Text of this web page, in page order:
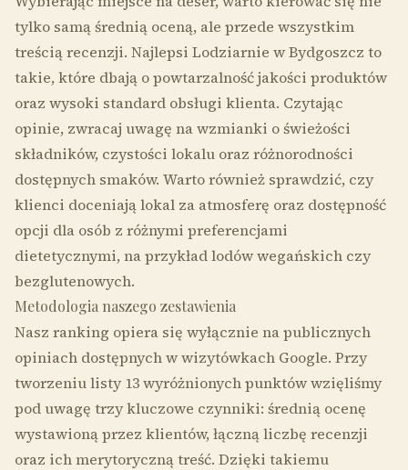
tylko samą średnią oceną, ale przede wszystkim
treścią recenzji. Najlepsi Lodziarnie w Bydgoszcz to
takie, które dbają o powtarzalność jakości produktów
oraz wysoki standard obsługi klienta. Czytając
opinie, zwracaj uwagę na wzmianki o świeżości
składników, czystości lokalu oraz różnorodności
dostępnych smaków. Warto również sprawdzić, czy
klienci doceniają lokal za atmosferę oraz dostępność
opcji dla osób z różnymi preferencjami
dietetycznymi, na przykład lodów wegańskich czy
bezglutenowych.
Metodologia naszego zestawienia
Nasz ranking opiera się wyłącznie na publicznych
opiniach dostępnych w wizytówkach Google. Przy
tworzeniu listy 13 wyróżnionych punktów wzięliśmy
pod uwagę trzy kluczowe czynniki: średnią ocenę
wystawioną przez klientów, łączną liczbę recenzji
oraz ich merytoryczną treść. Dzięki takiemu